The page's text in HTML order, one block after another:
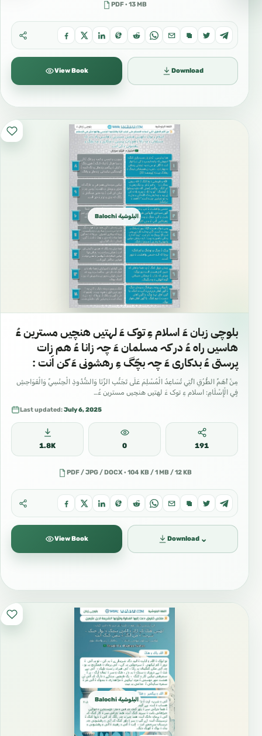
PDF · 13 MB
View Book Download
Balochi بلوچی البلوشية
بلوچی زبان ءَ اسلام ءِ توک ءَ لهتیں هنچیں مسترین ءُ
هاسیں راه ءُ در کہ مسلمان ءَ چہ زانا ءُ هم زات
پرستی ءُ بدکاری ءَ چہ بچّگ ءِ رهشونی ءَ کن اَنت :
مِنْ أَهَمِّ الطُّرُقِ الَّتِي تُسَاعِدُ الْمُسْلِمَ عَلَى تَجَنُّبِ الزِّنَا وَالشُّذُوذِ الْجِنْسِيِّ وَالْفَوَاحِشِ
فِِي الْإِسْلَامِ: اسلام ءِ توک ءَ لهتیں هنچیں مسترین ءُ…
Last updated:July 6, 2025
1.8K 0 191
PDF / JPG / DOCX · 104 KB / 1 MB / 12 KB
View Book Download ⌄
Balochi بلوچی البلوشية